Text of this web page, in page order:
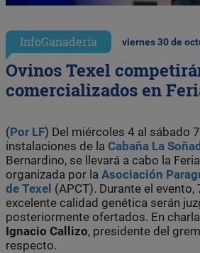
InfoGanadería viernes 30 de
Ovinos Texel
comercializados en
(Por LF) Del miércoles 4 al sábado
instalaciones de la Cabaña La
Bernardino, se llevará a cabo la
organizada por la Asociación
de Texel (APCT). Durante el
excelente calidad genética serán
posteriormente ofertados. En
Ignacio Callizo, presidente del
respecto.